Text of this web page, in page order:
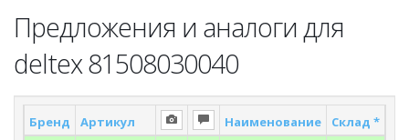
Предложения и аналоги для
deltex 81508030040
Бренд Артикул Наименование Склад *